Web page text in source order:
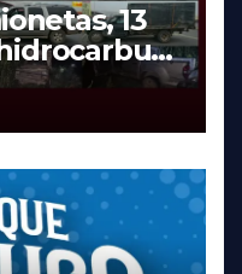
13
en